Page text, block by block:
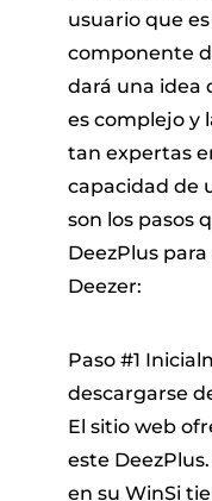
usuario que
componente
dará una idea
es complejo y
tan expertas
capacidad de
son los pasos
DeezPlus
Deezer:
Paso #1
descargarse
El sitio web
este
en su WinSi